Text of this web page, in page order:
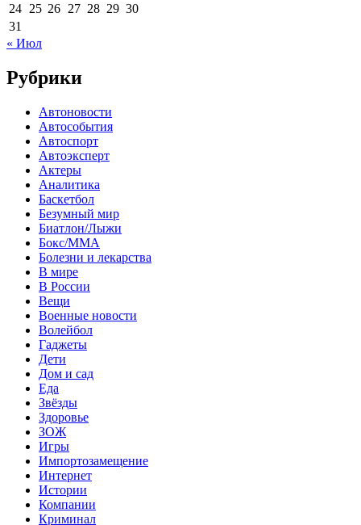
24 25 26 27 28 29 30
31
« Июл
Рубрики
Автоновости
Автособытия
Автоспорт
Автоэксперт
Актеры
Аналитика
Баскетбол
Безумный мир
Биатлон/Лыжи
Бокс/MMA
Болезни и лекарства
В мире
В России
Вещи
Военные новости
Волейбол
Гаджеты
Дети
Дом и сад
Еда
Звёзды
Здоровье
ЗОЖ
Игры
Импортозамещение
Интернет
Истории
Компании
Криминал